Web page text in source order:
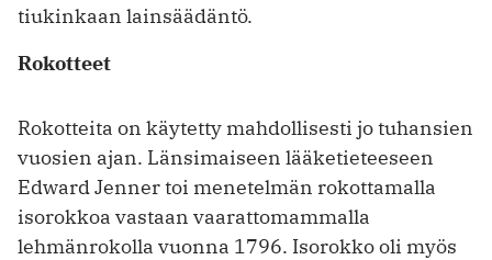
tiukinkaan lainsäädäntö.
Rokotteet
Rokotteita on käytetty mahdollisesti jo tuhansien
vuosien ajan. Länsimaiseen lääketieteeseen
Edward Jenner toi menetelmän rokottamalla
isorokkoa vastaan vaarattomammalla
lehmänrokolla vuonna 1796. Isorokko oli myös